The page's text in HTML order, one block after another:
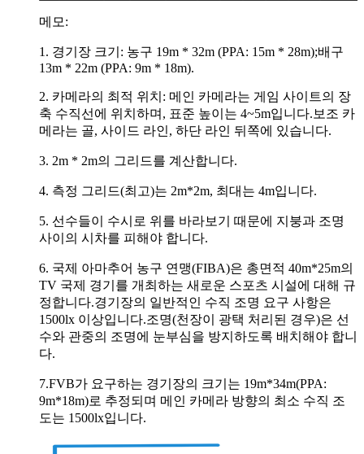
메모:
1. 경기장 크기: 농구 19m * 32m (PPA: 15m * 28m);배구
13m * 22m (PPA: 9m * 18m).
2. 카메라의 최적 위치: 메인 카메라는 게임 사이트의 장
축 수직선에 위치하며, 표준 높이는 4~5m입니다.보조 카
메라는 골, 사이드 라인, 하단 라인 뒤쪽에 있습니다.
3. 2m * 2m의 그리드를 계산합니다.
4. 측정 그리드(최고)는 2m*2m, 최대는 4m입니다.
5. 선수들이 수시로 위를 바라보기 때문에 지붕과 조명
사이의 시차를 피해야 합니다.
6. 국제 아마추어 농구 연맹(FIBA)은 총면적 40m*25m의
TV 국제 경기를 개최하는 새로운 스포츠 시설에 대해 규
정합니다.경기장의 일반적인 수직 조명 요구 사항은
1500lx 이상입니다.조명(천장이 광택 처리된 경우)은 선
수와 관중의 조명에 눈부심을 방지하도록 배치해야 합니
다.
7.FVB가 요구하는 경기장의 크기는 19m*34m(PPA:
9m*18m)로 추정되며 메인 카메라 방향의 최소 수직 조
도는 1500lx입니다.